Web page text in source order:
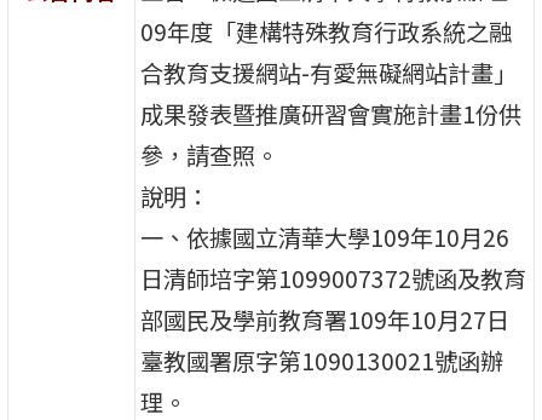
09年度「建構特殊教育行政系統之融
合教育支援網站-有愛無礙網站計畫」
成果發表暨推廣研習會實施計畫1份供
參，請查照。
說明：
一、依據國立清華大學109年10月26
日清師培字第1099007372號函及教育
部國民及學前教育署109年10月27日
臺教國署原字第1090130021號函辦
理。